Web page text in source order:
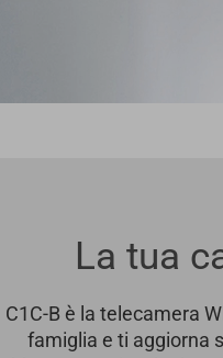
La tua
C1C-B è la telecamera
famiglia e ti aggiorna